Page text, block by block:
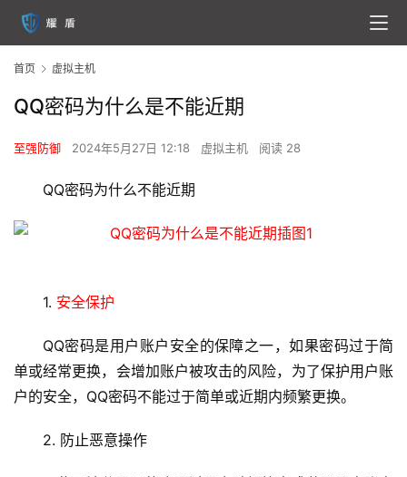
首页 虚拟主机
QQ密码为什么是不能近期
至强防御 2024年5月27日 12:18 虚拟主机 阅读 28
QQ密码为什么不能近期
1. 安全保护
QQ密码是用户账户安全的保障之一，如果密码过于简
单或经常更换，会增加账户被攻击的风险，为了保护用户账
户的安全，QQ密码不能过于简单或近期内频繁更换。
2. 防止恶意操作